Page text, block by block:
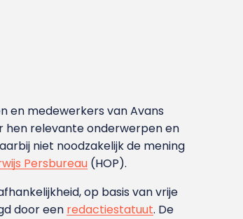
en medewerkers van Avans
hen relevante onderwerpen en
niet noodzakelijk de mening
Persbureau (HOP).
op basis van vrije
door een redactiestatuut. De